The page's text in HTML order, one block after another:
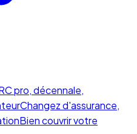
pro, décennale,
Changez d'assurance,
Bien couvrir votre